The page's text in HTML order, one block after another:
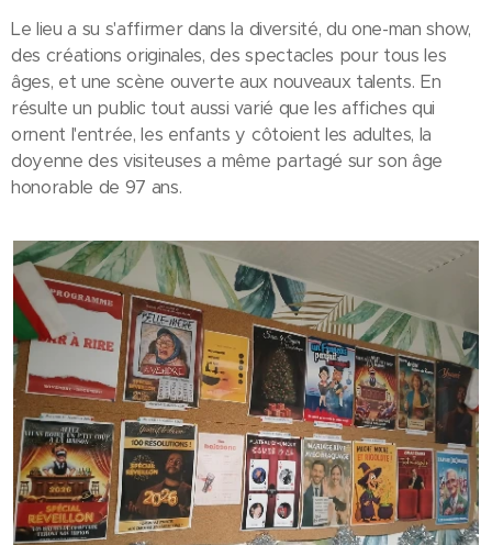
Le lieu a su s'affirmer dans la diversité, du one-man show,
des créations originales, des spectacles pour tous les
âges, et une scène ouverte aux nouveaux talents. En
résulte un public tout aussi varié que les affiches qui
ornent l'entrée, les enfants y côtoient les adultes, la
doyenne des visiteuses a même partagé sur son âge
honorable de 97 ans.